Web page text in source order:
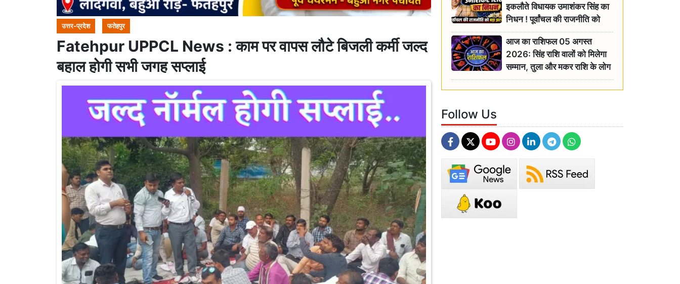
उत्तर-प्रदेश फतेहपुर
Fatehpur UPPCL News : काम पर वापस लौटे बिजली कर्मी जल्द
बहाल होगी सभी जगह सप्लाई
इकलौते विधायक उमाशंकर सिंह का
निधन ! पूर्वांचल की राजनीति को
बड़ा झटका, योगी ने जताया दुःख
आज का राशिफल 05 अगस्त
2026: सिंह राशि वालों को मिलेगा
सम्मान, तुला और मकर राशि के लोग
रहें सतर्क
Follow Us